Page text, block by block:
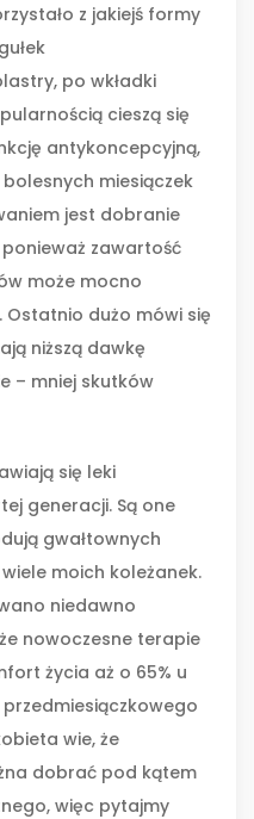
z jakiejś formy
po wkładki
cieszą się
antykoncepcyjną,
miesiączek
jest dobranie
zawartość
może mocno
Ostatnio dużo mówi się
niższą dawkę
– mniej skutków
się leki
generacji. Są one
gwałtownych
moich koleżanek.
niedawno
nowoczesne terapie
życia aż o 65% u
wie, że
dobrać pod kątem
więc pytajmy